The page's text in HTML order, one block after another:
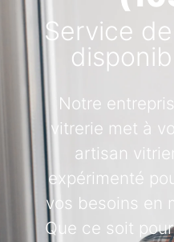
Service
Notre
vitrerie met à
artisan
expérimenté
vos besoins en
Que ce soit